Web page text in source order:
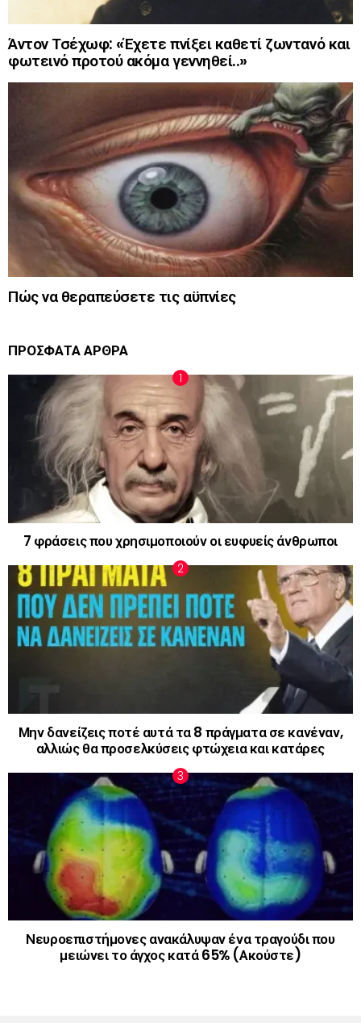
Άντον Τσέχωφ: «Έχετε πνίξει καθετί ζωντανό και
φωτεινό προτού ακόμα γεννηθεί..»
Πώς να θεραπεύσετε τις αϋπνίες
ΠΡΟΣΦΑΤΑ ΑΡΘΡΑ
7 φράσεις που χρησιμοποιούν οι ευφυείς άνθρωποι
Μην δανείζεις ποτέ αυτά τα 8 πράγματα σε κανέναν,
αλλιώς θα προσελκύσεις φτώχεια και κατάρες
Νευροεπιστήμονες ανακάλυψαν ένα τραγούδι που
μειώνει το άγχος κατά 65% (Ακούστε)